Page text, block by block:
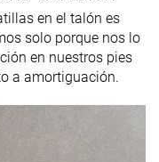
en el talón es
solo porque nos lo
en nuestros pies
a amortiguación.